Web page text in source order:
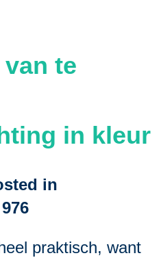
te
in kleur
in
976
praktisch, want